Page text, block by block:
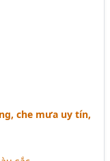
che mưa uy tín,